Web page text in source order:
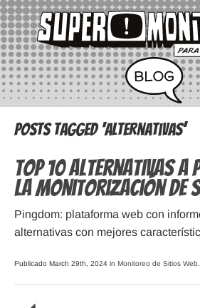
Posts Tagged ‘alternativas’
Top 10 alternativas a
la monitorización de
Pingdom: plataforma web con
alternativas con mejores
Publicado March 29th, 2024 in Monitoreo de Sitios Web